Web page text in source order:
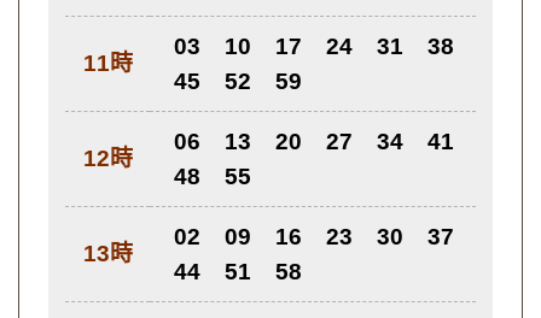
11時
03 10 17 24 31
38
45
52 59
12時
06 13 20 27 34
41
48
55
13時
02 09 16 23 30
37
44
51 58